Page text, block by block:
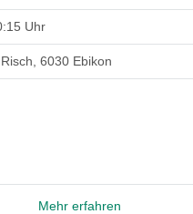
Uhr
6030 Ebikon
Mehr erfahren